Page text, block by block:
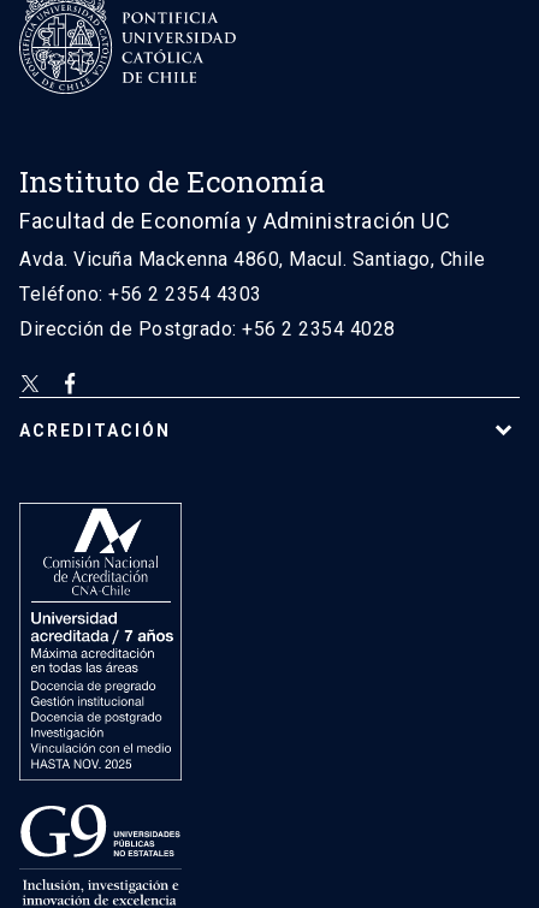
Instituto de Economía
Facultad de Economía y Administración UC
Avda. Vicuña Mackenna 4860, Macul. Santiago, Chile
Teléfono: +56 2 2354 4303
Dirección de Postgrado: +56 2 2354 4028
ACREDITACIÓN